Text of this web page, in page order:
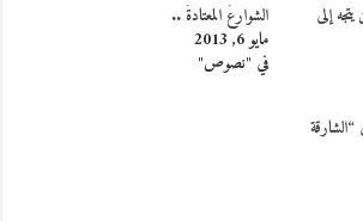
إلى
الشوارعُ المعتادةُ ..
مايو 6, 2013
في "نصوص"
“الشارقة